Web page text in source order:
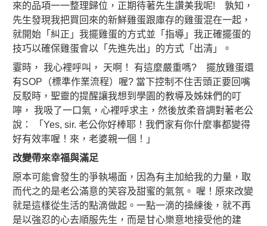
來的品項一一整理歸位，正期待著先生讚美我呢! 孰知，
先生發現我把買回來的新鮮雞蛋跟庫存的雞蛋混在一起，
就開始「糾正」我擺雞蛋的方式並「指導」我正確擺蛋的
技巧以確保雞蛋會以「先進先出」的方式「出清」。
霎時， 我心裡呼叫， 天啊！ 有這麼嚴重嗎? 擺放雞蛋還
有SOP（標準作業流程）喔? 當下控制不住舌頭正要回嘴
反駁時，聖靈的提醒讓我想到學園的教導及姊妹們的叮
嚀， 我吸了一口氣，心裡呼求主，然後放柔音調對著老公
說： 「Yes, sir. 老公你好棒耶！我們家有你什麼事都變得
好有效率喔！來，老婆親一個！」
改變帶來幸福與滿足
原本可能會發生的爭執場面，因為有主加給我的力量，取
而代之的是老公滿意的笑容及甜蜜的氣氛。 喔！原來改變
就是這樣從生活的點滴做起。一點一滴的操練後，就不再
是以強忍的心去順服先生，而是甘心樂意地接受他的建